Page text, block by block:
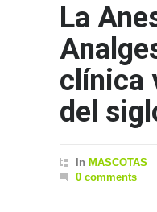
La
clínica
del
In MASCOTAS
0 comments